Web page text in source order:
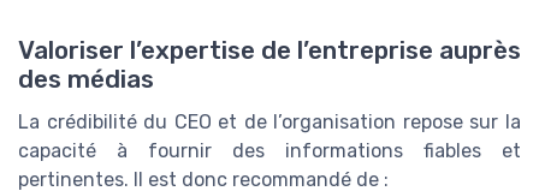
Valoriser l’expertise de l’entreprise auprès
des médias
La crédibilité du CEO et de l’organisation repose sur la
capacité à fournir des informations fiables et
pertinentes. Il est donc recommandé de :